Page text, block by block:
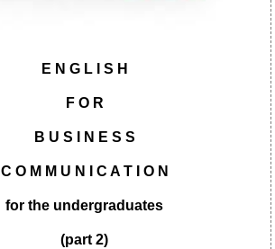
E N G L S H
F O R
B U S I N E S S
C O M M U N I C A T I O N
for the undergraduates
(part 2)